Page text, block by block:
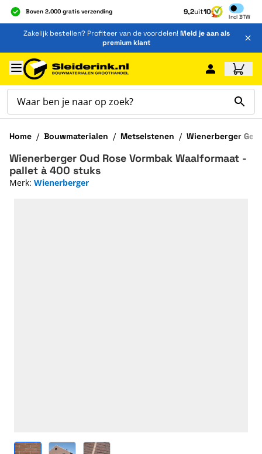
Boven 2.000 gratis verzending
Al 40 jaar dé specialist
Alles onder één dak
9,2uit10
Incl BTW
Inclusief
Ga naar de inhoud
Zakelijk bestellen? Profiteer van de voordelen!Meld je aan als
premium klant
Ga naar hoofdinhoud
Home / Bouwmaterialen / Metselstenen / Wienerberger
View larger image
View larger imageView larger image
Wienerberger Oud Rose Vormbak Waalformaat -
pallet à 400 stuks
Merk: Wienerberger